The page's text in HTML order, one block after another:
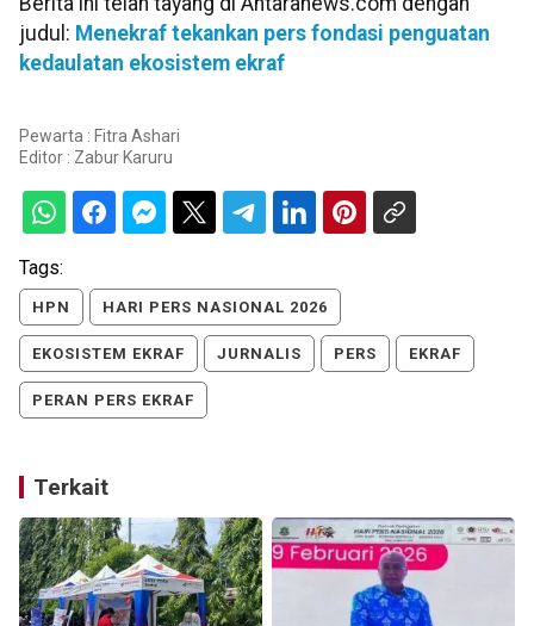
judul: Menekraf tekankan pers fondasi penguatan
kedaulatan ekosistem ekraf
Pewarta : Fitra Ashari
Editor : Zabur Karuru
Tags:
HPN HARI PERS NASIONAL 2026
EKOSISTEM EKRAF JURNALIS PERS EKRAF
PERAN PERS EKRAF
Terkait